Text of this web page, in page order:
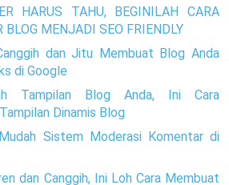
HARUS TAHU, BEGINILAH CARA
BLOG MENJADI SEO FRIENDLY
dan Jitu Membuat Blog Anda
di Google
Tampilan Blog Anda, Ini Cara
Dinamis Blog
Sistem Moderasi Komentar di
dan Canggih, Ini Loh Cara Membuat